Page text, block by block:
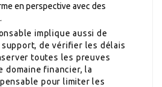
en perspective avec des
implique aussi de
de vérifier les délais
toutes les preuves
domaine financier, la
pour limiter les